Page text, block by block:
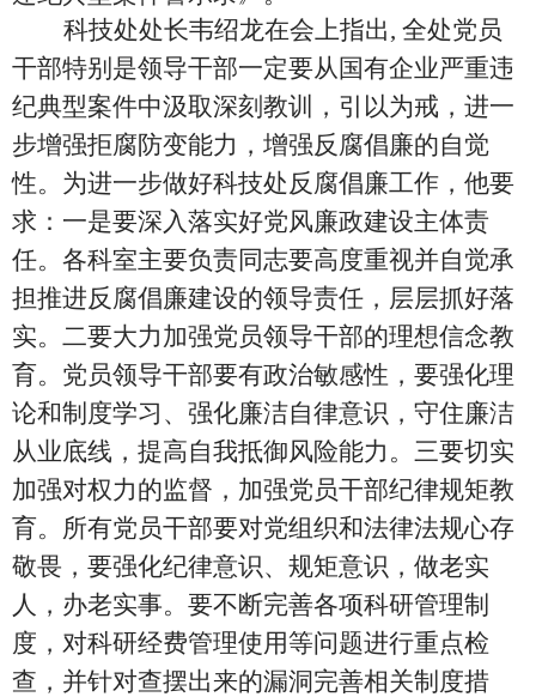
科技处处长韦绍龙在会上指出, 全处党员
干部特别是领导干部一定要从国有企业严重违
纪典型案件中汲取深刻教训，引以为戒，进一
步增强拒腐防变能力，增强反腐倡廉的自觉
性。为进一步做好科技处反腐倡廉工作，他要
求：一是要深入落实好党风廉政建设主体责
任。各科室主要负责同志要高度重视并自觉承
担推进反腐倡廉建设的领导责任，层层抓好落
实。二要大力加强党员领导干部的理想信念教
育。党员领导干部要有政治敏感性，要强化理
论和制度学习、强化廉洁自律意识，守住廉洁
从业底线，提高自我抵御风险能力。三要切实
加强对权力的监督，加强党员干部纪律规矩教
育。所有党员干部要对党组织和法律法规心存
敬畏，要强化纪律意识、规矩意识，做老实
人，办老实事。要不断完善各项科研管理制
度，对科研经费管理使用等问题进行重点检
查，并针对查摆出来的漏洞完善相关制度措